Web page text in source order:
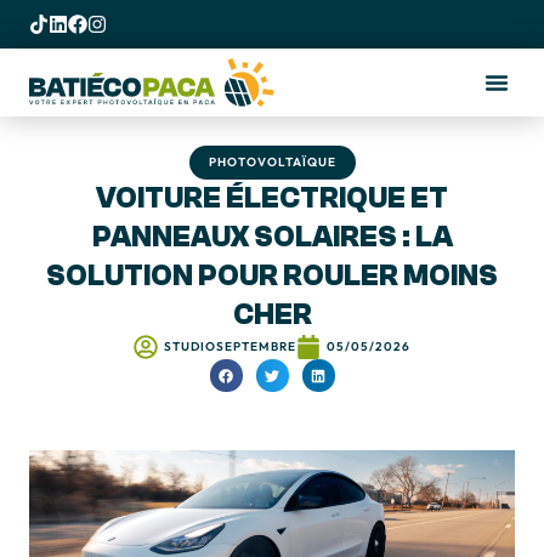
PHOTOVOLTAÏQUE
VOITURE ÉLECTRIQUE ET
PANNEAUX SOLAIRES : LA
SOLUTION POUR ROULER MOINS
CHER
STUDIOSEPTEMBRE 05/05/2026